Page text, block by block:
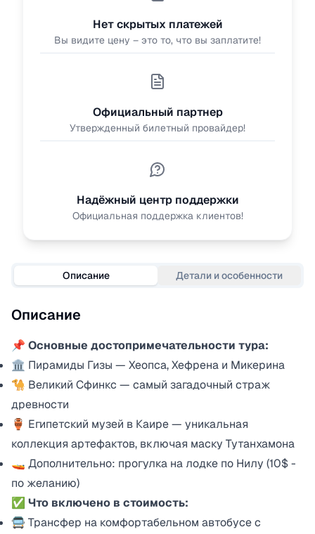
Нет скрытых платежей
Вы видите цену – это то, что вы заплатите!
Официальный партнер
Утвержденный билетный провайдер!
Надёжный центр поддержки
Официальная поддержка клиентов!
Описание Детали и особенности
Описание
📌 Основные достопримечательности тура:
🏛 Пирамиды Гизы — Хеопса, Хефрена и Микерина
🐪 Великий Сфинкс — самый загадочный страж
древности
🏺 Египетский музей в Каире — уникальная
коллекция артефактов, включая маску Тутанхамона
🚤 Дополнительно: прогулка на лодке по Нилу (10$ -
по желанию)
✅ Что включено в стоимость:
🚍 Трансфер на комфортабельном автобусе с